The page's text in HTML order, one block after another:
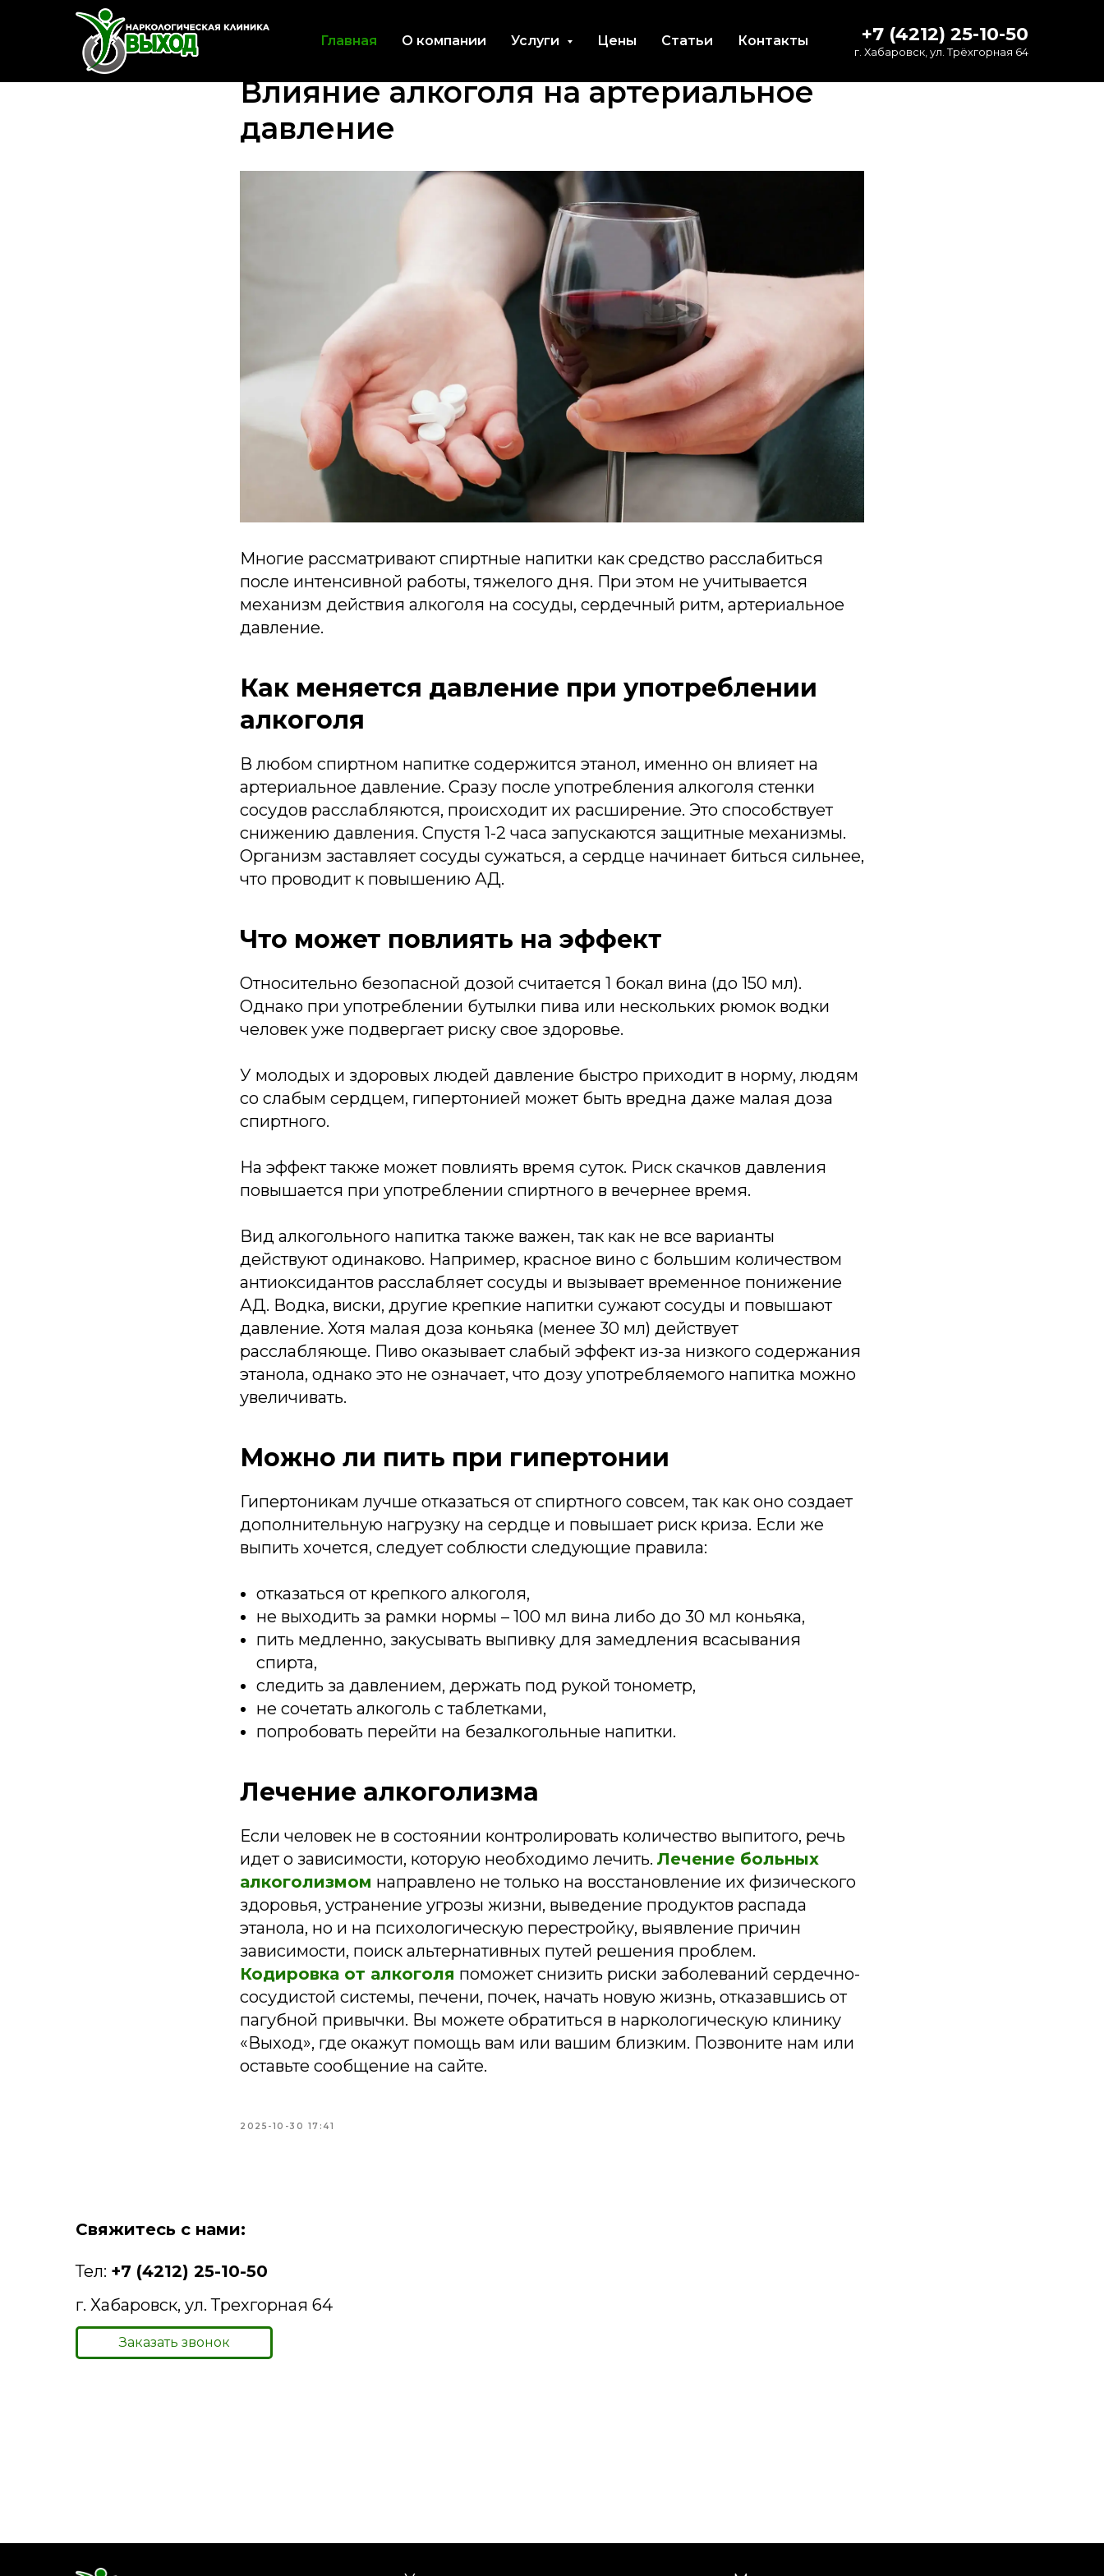
Главная О компании Услуги Цены Статьи Контакты +7 (4212) 25-10-50
г. Хабаровск, ул. Трёхгорная 64
Влияние алкоголя на артериальное
давление
Многие рассматривают спиртные напитки как средство расслабиться
после интенсивной работы, тяжелого дня. При этом не учитывается
механизм действия алкоголя на сосуды, сердечный ритм, артериальное
давление.
Как меняется давление при употреблении
алкоголя
В любом спиртном напитке содержится этанол, именно он влияет на
артериальное давление. Сразу после употребления алкоголя стенки
сосудов расслабляются, происходит их расширение. Это способствует
снижению давления. Спустя 1-2 часа запускаются защитные механизмы.
Организм заставляет сосуды сужаться, а сердце начинает биться сильнее,
что проводит к повышению АД.
Что может повлиять на эффект
Относительно безопасной дозой считается 1 бокал вина (до 150 мл).
Однако при употреблении бутылки пива или нескольких рюмок водки
человек уже подвергает риску свое здоровье.
У молодых и здоровых людей давление быстро приходит в норму, людям
со слабым сердцем, гипертонией может быть вредна даже малая доза
спиртного.
На эффект также может повлиять время суток. Риск скачков давления
повышается при употреблении спиртного в вечернее время.
Вид алкогольного напитка также важен, так как не все варианты
действуют одинаково. Например, красное вино с большим количеством
антиоксидантов расслабляет сосуды и вызывает временное понижение
АД. Водка, виски, другие крепкие напитки сужают сосуды и повышают
давление. Хотя малая доза коньяка (менее 30 мл) действует
расслабляюще. Пиво оказывает слабый эффект из-за низкого содержания
этанола, однако это не означает, что дозу употребляемого напитка можно
увеличивать.
Можно ли пить при гипертонии
Гипертоникам лучше отказаться от спиртного совсем, так как оно создает
дополнительную нагрузку на сердце и повышает риск криза. Если же
выпить хочется, следует соблюсти следующие правила:
отказаться от крепкого алкоголя,
не выходить за рамки нормы – 100 мл вина либо до 30 мл коньяка,
пить медленно, закусывать выпивку для замедления всасывания
спирта,
следить за давлением, держать под рукой тонометр,
не сочетать алкоголь с таблетками,
попробовать перейти на безалкогольные напитки.
Лечение алкоголизма
Если человек не в состоянии контролировать количество выпитого, речь
идет о зависимости, которую необходимо лечить. Лечение больных
алкоголизмом направлено не только на восстановление их физического
здоровья, устранение угрозы жизни, выведение продуктов распада
этанола, но и на психологическую перестройку, выявление причин
зависимости, поиск альтернативных путей решения проблем.
Кодировка от алкоголя поможет снизить риски заболеваний сердечно-
сосудистой системы, печени, почек, начать новую жизнь, отказавшись от
пагубной привычки. Вы можете обратиться в наркологическую клинику
«Выход», где окажут помощь вам или вашим близким. Позвоните нам или
оставьте сообщение на сайте.
2025-10-30 17:41
Свяжитесь с нами:
Тел: +7 (4212) 25-10-50
г. Хабаровск, ул. Трехгорная 64
Заказать звонок